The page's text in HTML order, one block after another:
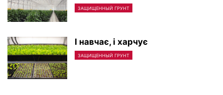
ЗАЩИЩЕННЫЙ ГРУНТ
І навчає, і харчує
ЗАЩИЩЕННЫЙ ГРУНТ